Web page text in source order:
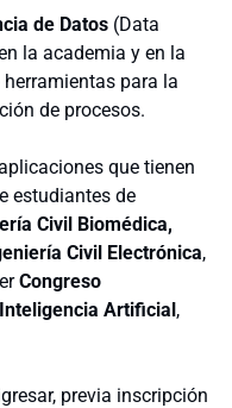
de Datos (Data
la academia y en la
para la
de procesos.
que tienen
estudiantes de
Civil Biomédica,
Civil Electrónica,
Congreso
Artificial,
previa inscripción